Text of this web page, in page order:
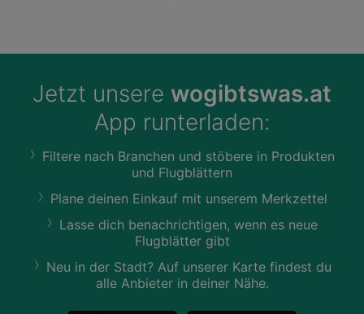
Jetzt unsere wogibtswas.at
App runterladen:
Filtere nach Branchen und stöbere in Produkten
und Flugblättern
Plane deinen Einkauf mit unserem Merkzettel
Lasse dich benachrichtigen, wenn es neue
Flugblätter gibt
Neu in der Stadt? Auf unserer Karte findest du
alle Anbieter in deiner Nähe.